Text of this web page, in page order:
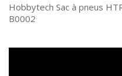
Hobbytech Sac à pneus
B0002